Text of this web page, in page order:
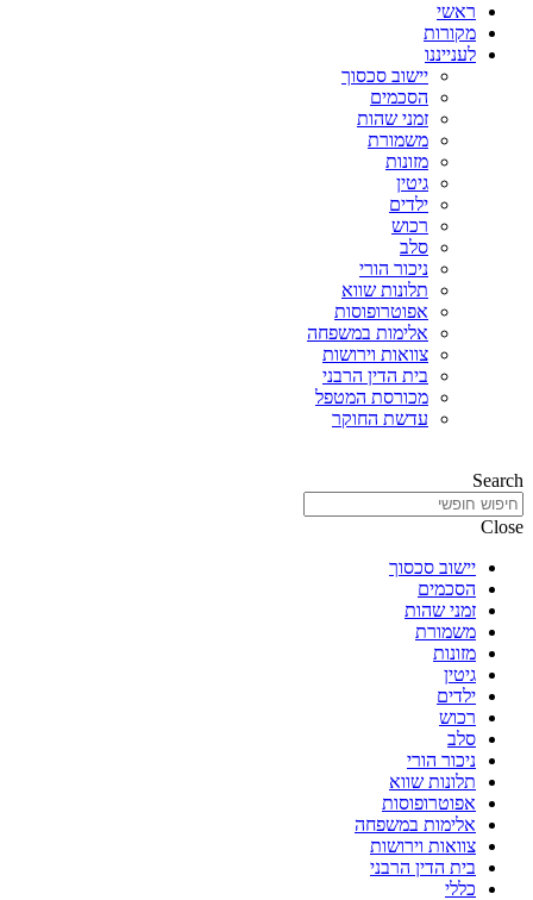
ראשי
מקורות
לענייננו
יישוב סכסוך
הסכמים
זמני שהות
משמורת
מזונות
גיטין
ילדים
רכוש
סלב
ניכור הורי
תלונות שווא
אפוטרופוסות
אלימות במשפחה
צוואות וירושות
בית הדין הרבני
מכורסת המטפל
עדשת החוקר
Search
Close
יישוב סכסוך
הסכמים
זמני שהות
משמורת
מזונות
גיטין
ילדים
רכוש
סלב
ניכור הורי
תלונות שווא
אפוטרופוסות
אלימות במשפחה
צוואות וירושות
בית הדין הרבני
כללי